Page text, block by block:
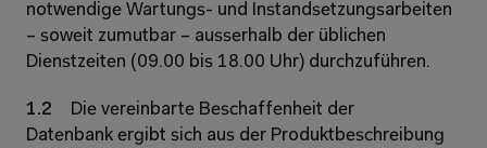
notwendige Wartungs- und Instandsetzungsarbeiten
– soweit zumutbar – ausserhalb der üblichen
Dienstzeiten (09.00 bis 18.00 Uhr) durchzuführen.
1.2
Die vereinbarte Beschaffenheit der
Datenbank ergibt sich aus der Produktbeschreibung